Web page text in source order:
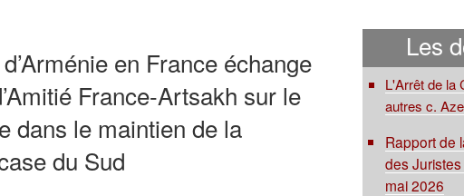
en France échange
France-Artsakh sur le
dans le maintien de la
du Sud
Les
L'Arrêt de la
autres c.
Rapport de
des
mai 2026